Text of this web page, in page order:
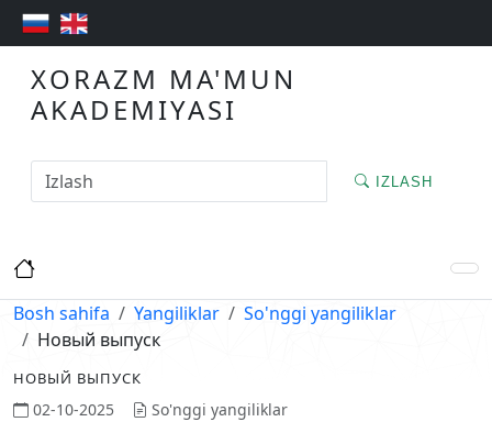
XORAZM MA'MUN
AKADEMIYASI
IZLASH
Bosh sahifa Yangiliklar
So'nggi yangiliklar
Новый выпуск
НОВЫЙ ВЫПУСК
02-10-2025 So'nggi yangiliklar